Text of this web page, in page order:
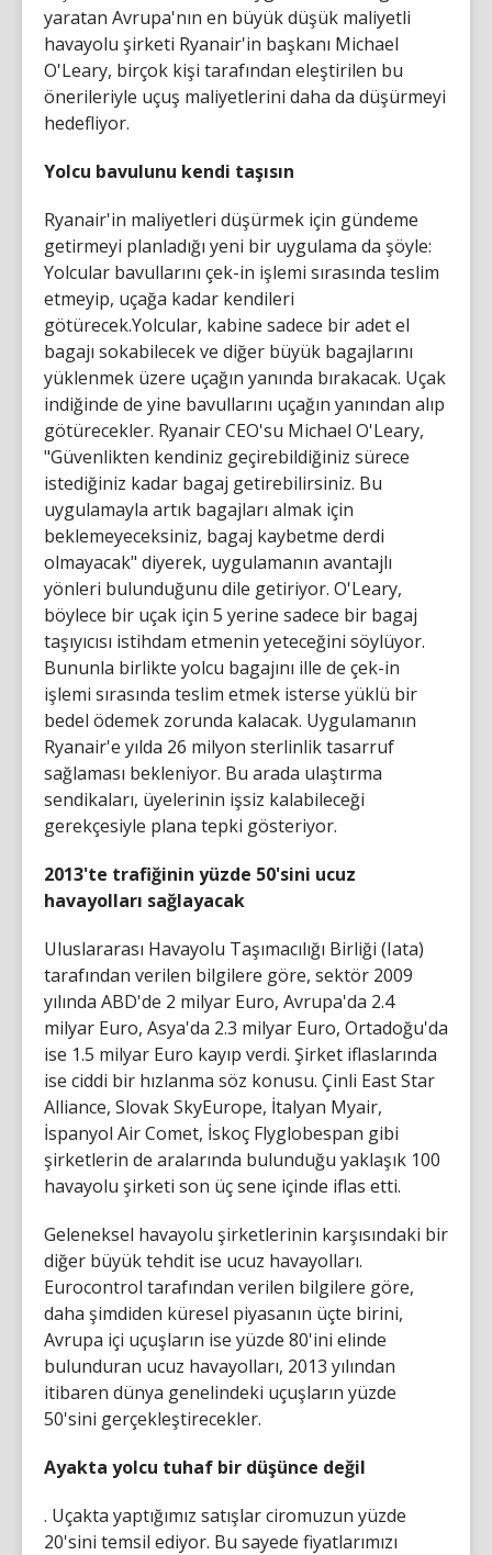
yaratan Avrupa'nın en büyük düşük maliyetli
havayolu şirketi Ryanair'in başkanı Michael
O'Leary, birçok kişi tarafından eleştirilen bu
önerileriyle uçuş maliyetlerini daha da düşürmeyi
hedefliyor.
Yolcu bavulunu kendi taşısın
Ryanair'in maliyetleri düşürmek için gündeme
getirmeyi planladığı yeni bir uygulama da şöyle:
Yolcular bavullarını çek-in işlemi sırasında teslim
etmeyip, uçağa kadar kendileri
götürecek.Yolcular, kabine sadece bir adet el
bagajı sokabilecek ve diğer büyük bagajlarını
yüklenmek üzere uçağın yanında bırakacak. Uçak
indiğinde de yine bavullarını uçağın yanından alıp
götürecekler. Ryanair CEO'su Michael O'Leary,
"Güvenlikten kendiniz geçirebildiğiniz sürece
istediğiniz kadar bagaj getirebilirsiniz. Bu
uygulamayla artık bagajları almak için
beklemeyeceksiniz, bagaj kaybetme derdi
olmayacak" diyerek, uygulamanın avantajlı
yönleri bulunduğunu dile getiriyor. O'Leary,
böylece bir uçak için 5 yerine sadece bir bagaj
taşıyıcısı istihdam etmenin yeteceğini söylüyor.
Bununla birlikte yolcu bagajını ille de çek-in
işlemi sırasında teslim etmek isterse yüklü bir
bedel ödemek zorunda kalacak. Uygulamanın
Ryanair'e yılda 26 milyon sterlinlik tasarruf
sağlaması bekleniyor. Bu arada ulaştırma
sendikaları, üyelerinin işsiz kalabileceği
gerekçesiyle plana tepki gösteriyor.
2013'te trafiğinin yüzde 50'sini ucuz
havayolları sağlayacak
Uluslararası Havayolu Taşımacılığı Birliği (Iata)
tarafından verilen bilgilere göre, sektör 2009
yılında ABD'de 2 milyar Euro, Avrupa'da 2.4
milyar Euro, Asya'da 2.3 milyar Euro, Ortadoğu'da
ise 1.5 milyar Euro kayıp verdi. Şirket iflaslarında
ise ciddi bir hızlanma söz konusu. Çinli East Star
Alliance, Slovak SkyEurope, İtalyan Myair,
İspanyol Air Comet, İskoç Flyglobespan gibi
şirketlerin de aralarında bulunduğu yaklaşık 100
havayolu şirketi son üç sene içinde iflas etti.
Geleneksel havayolu şirketlerinin karşısındaki bir
diğer büyük tehdit ise ucuz havayolları.
Eurocontrol tarafından verilen bilgilere göre,
daha şimdiden küresel piyasanın üçte birini,
Avrupa içi uçuşların ise yüzde 80'ini elinde
bulunduran ucuz havayolları, 2013 yılından
itibaren dünya genelindeki uçuşların yüzde
50'sini gerçekleştirecekler.
Ayakta yolcu tuhaf bir düşünce değil
. Uçakta yaptığımız satışlar ciromuzun yüzde
20'sini temsil ediyor. Bu sayede fiyatlarımızı